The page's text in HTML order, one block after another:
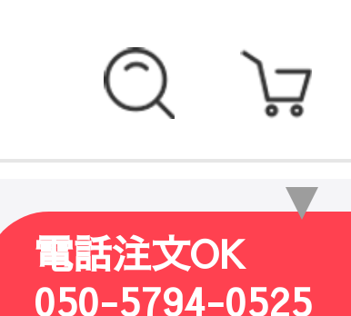
電話注文OK
050-5794-0525